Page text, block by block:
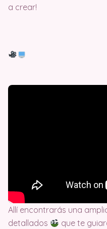
a crear!
Allí encontrarás una
detallados
que te